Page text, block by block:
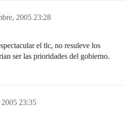
2005 23:28
el tlc, no resuleve los
ser las prioridades del gobierno.
23:35